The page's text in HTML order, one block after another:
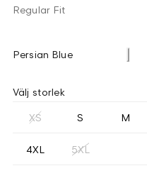
Regular Fit
Persian Blue
Välj storlek
XS S M
4XL 5XL